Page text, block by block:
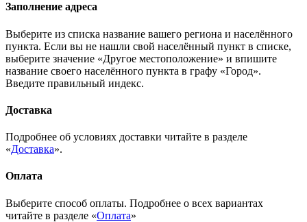
Заполнение адреса
Выберите из списка название вашего региона и населённого
пункта. Если вы не нашли свой населённый пункт в списке,
выберите значение «Другое местоположение» и впишите
название своего населённого пункта в графу «Город».
Введите правильный индекс.
Доставка
Подробнее об условиях доставки читайте в разделе
«Доставка».
Оплата
Выберите способ оплаты. Подробнее о всех вариантах
читайте в разделе «Оплата»